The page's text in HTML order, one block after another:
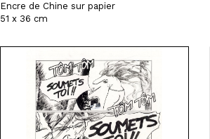
Encre de Chine sur papier
51 x 36 cm